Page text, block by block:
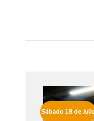
Sábado 18 de